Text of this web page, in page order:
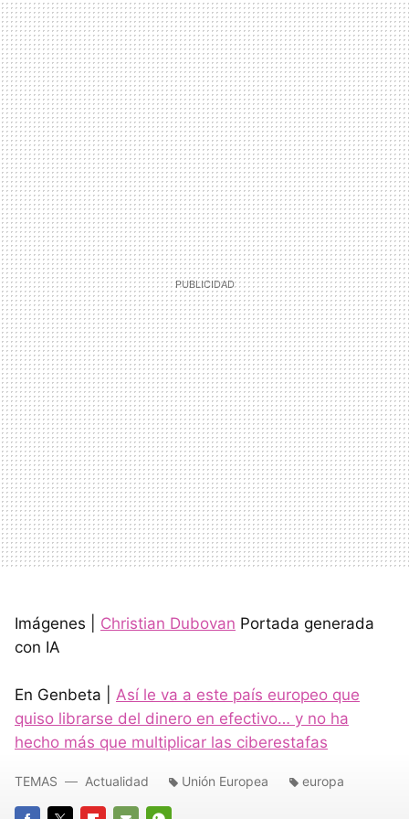
Imágenes | Christian Dubovan Portada generada
con IA
En Genbeta | Así le va a este país europeo que
quiso librarse del dinero en efectivo… y no ha
hecho más que multiplicar las ciberestafas
TEMAS Actualidad Unión Europea europa